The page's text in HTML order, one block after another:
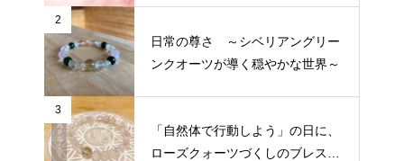
2
日常の尊さ ～シベリアングリー
ンクオーツが導く穏やかな世界～
3
「自然体で行動しよう」の日に、
ローズクォーツづくしのブレスを